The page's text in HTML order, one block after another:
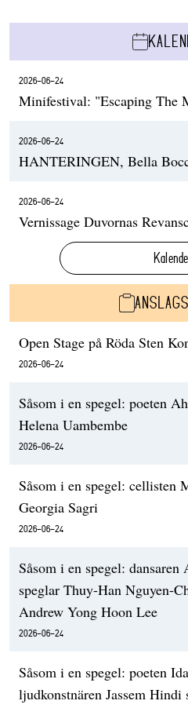
2026-06-24
Minifestival: "Escaping The
2026-06-24
HANTERINGEN, Bella
2026-06-24
Vernissage Duvornas
Open Stage på Röda Sten
2026-06-24
Såsom i en spegel: poeten
Helena Uambembe
2026-06-24
Såsom i en spegel: cellisten
Georgia Sagri
2026-06-24
Såsom i en spegel:
speglar Thuy-Han Nguyen-
Andrew Yong Hoon Lee
2026-06-24
Såsom i en spegel: poeten
ljudkonstnären Jassem